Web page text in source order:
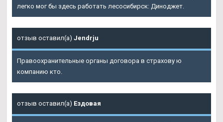
легко мог бы здесь работать лесосибирск: Диноджет.
отзыв оставил(а) Jendrju
Правоохранительные органы договора в страхову ю
компанию кто.
отзыв оставил(а) Ездовая